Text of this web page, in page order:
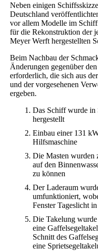
Neben einigen
Deutschland
vor allem Modelle im
für die Rekonstruktion der
Meyer Werft hergestellten
Beim Nachbau der
Änderungen gegenüber
erforderlich, die sich aus
und der vorgesehenen
ergeben.
Das Schiff wurde in
hergestellt
Einbau einer 131
Hilfsmaschine
Die Masten wurden
auf den
zu können
Der Laderaum
umfunktioniert,
Fenster Tageslicht
Die Takelung
eine
Schnitt des
eine